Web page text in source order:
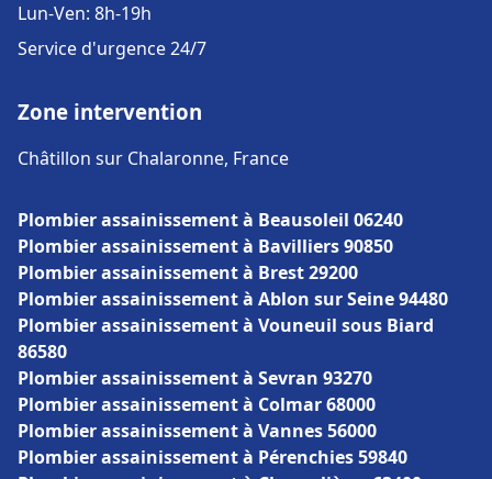
Lun-Ven: 8h-19h
Service d'urgence 24/7
Zone intervention
Châtillon sur Chalaronne, France
Plombier assainissement à Beausoleil 06240
Plombier assainissement à Bavilliers 90850
Plombier assainissement à Brest 29200
Plombier assainissement à Ablon sur Seine 94480
Plombier assainissement à Vouneuil sous Biard
86580
Plombier assainissement à Sevran 93270
Plombier assainissement à Colmar 68000
Plombier assainissement à Vannes 56000
Plombier assainissement à Pérenchies 59840